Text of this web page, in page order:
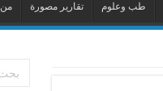
طب وعلوم تقارير مصورة